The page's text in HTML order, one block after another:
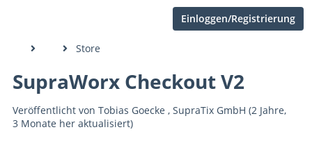
Einloggen/Registrierung
Store
SupraWorx Checkout V2
Veröffentlicht von Tobias Goecke , SupraTix GmbH (2 Jahre,
3 Monate her aktualisiert)